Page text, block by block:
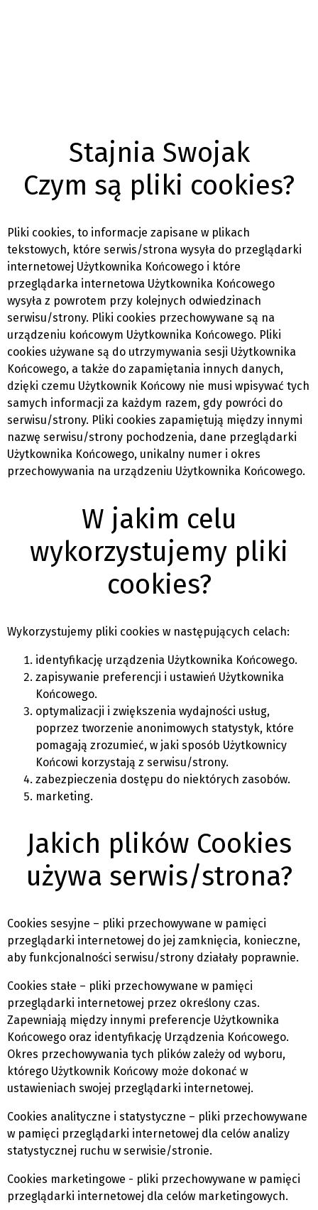
Stajnia Swojak
Czym są pliki cookies?
Pliki cookies, to informacje zapisane w plikach
tekstowych, które serwis/strona wysyła do przeglądarki
internetowej Użytkownika Końcowego i które
przeglądarka internetowa Użytkownika Końcowego
wysyła z powrotem przy kolejnych odwiedzinach
serwisu/strony. Pliki cookies przechowywane są na
urządzeniu końcowym Użytkownika Końcowego. Pliki
cookies używane są do utrzymywania sesji Użytkownika
Końcowego, a także do zapamiętania innych danych,
dzięki czemu Użytkownik Końcowy nie musi wpisywać tych
samych informacji za każdym razem, gdy powróci do
serwisu/strony. Pliki cookies zapamiętują między innymi
nazwę serwisu/strony pochodzenia, dane przeglądarki
Użytkownika Końcowego, unikalny numer i okres
przechowywania na urządzeniu Użytkownika Końcowego.
W jakim celu
wykorzystujemy pliki
cookies?
Wykorzystujemy pliki cookies w następujących celach:
identyfikację urządzenia Użytkownika Końcowego.
zapisywanie preferencji i ustawień Użytkownika
Końcowego.
optymalizacji i zwiększenia wydajności usług,
poprzez tworzenie anonimowych statystyk, które
pomagają zrozumieć, w jaki sposób Użytkownicy
Końcowi korzystają z serwisu/strony.
zabezpieczenia dostępu do niektórych zasobów.
marketing.
Jakich plików Cookies
używa serwis/strona?
Cookies sesyjne – pliki przechowywane w pamięci
przeglądarki internetowej do jej zamknięcia, konieczne,
aby funkcjonalności serwisu/strony działały poprawnie.
Cookies stałe – pliki przechowywane w pamięci
przeglądarki internetowej przez określony czas.
Zapewniają między innymi preferencje Użytkownika
Końcowego oraz identyfikację Urządzenia Końcowego.
Okres przechowywania tych plików zależy od wyboru,
którego Użytkownik Końcowy może dokonać w
ustawieniach swojej przeglądarki internetowej.
Cookies analityczne i statystyczne – pliki przechowywane
w pamięci przeglądarki internetowej dla celów analizy
statystycznej ruchu w serwisie/stronie.
Cookies marketingowe - pliki przechowywane w pamięci
przeglądarki internetowej dla celów marketingowych.